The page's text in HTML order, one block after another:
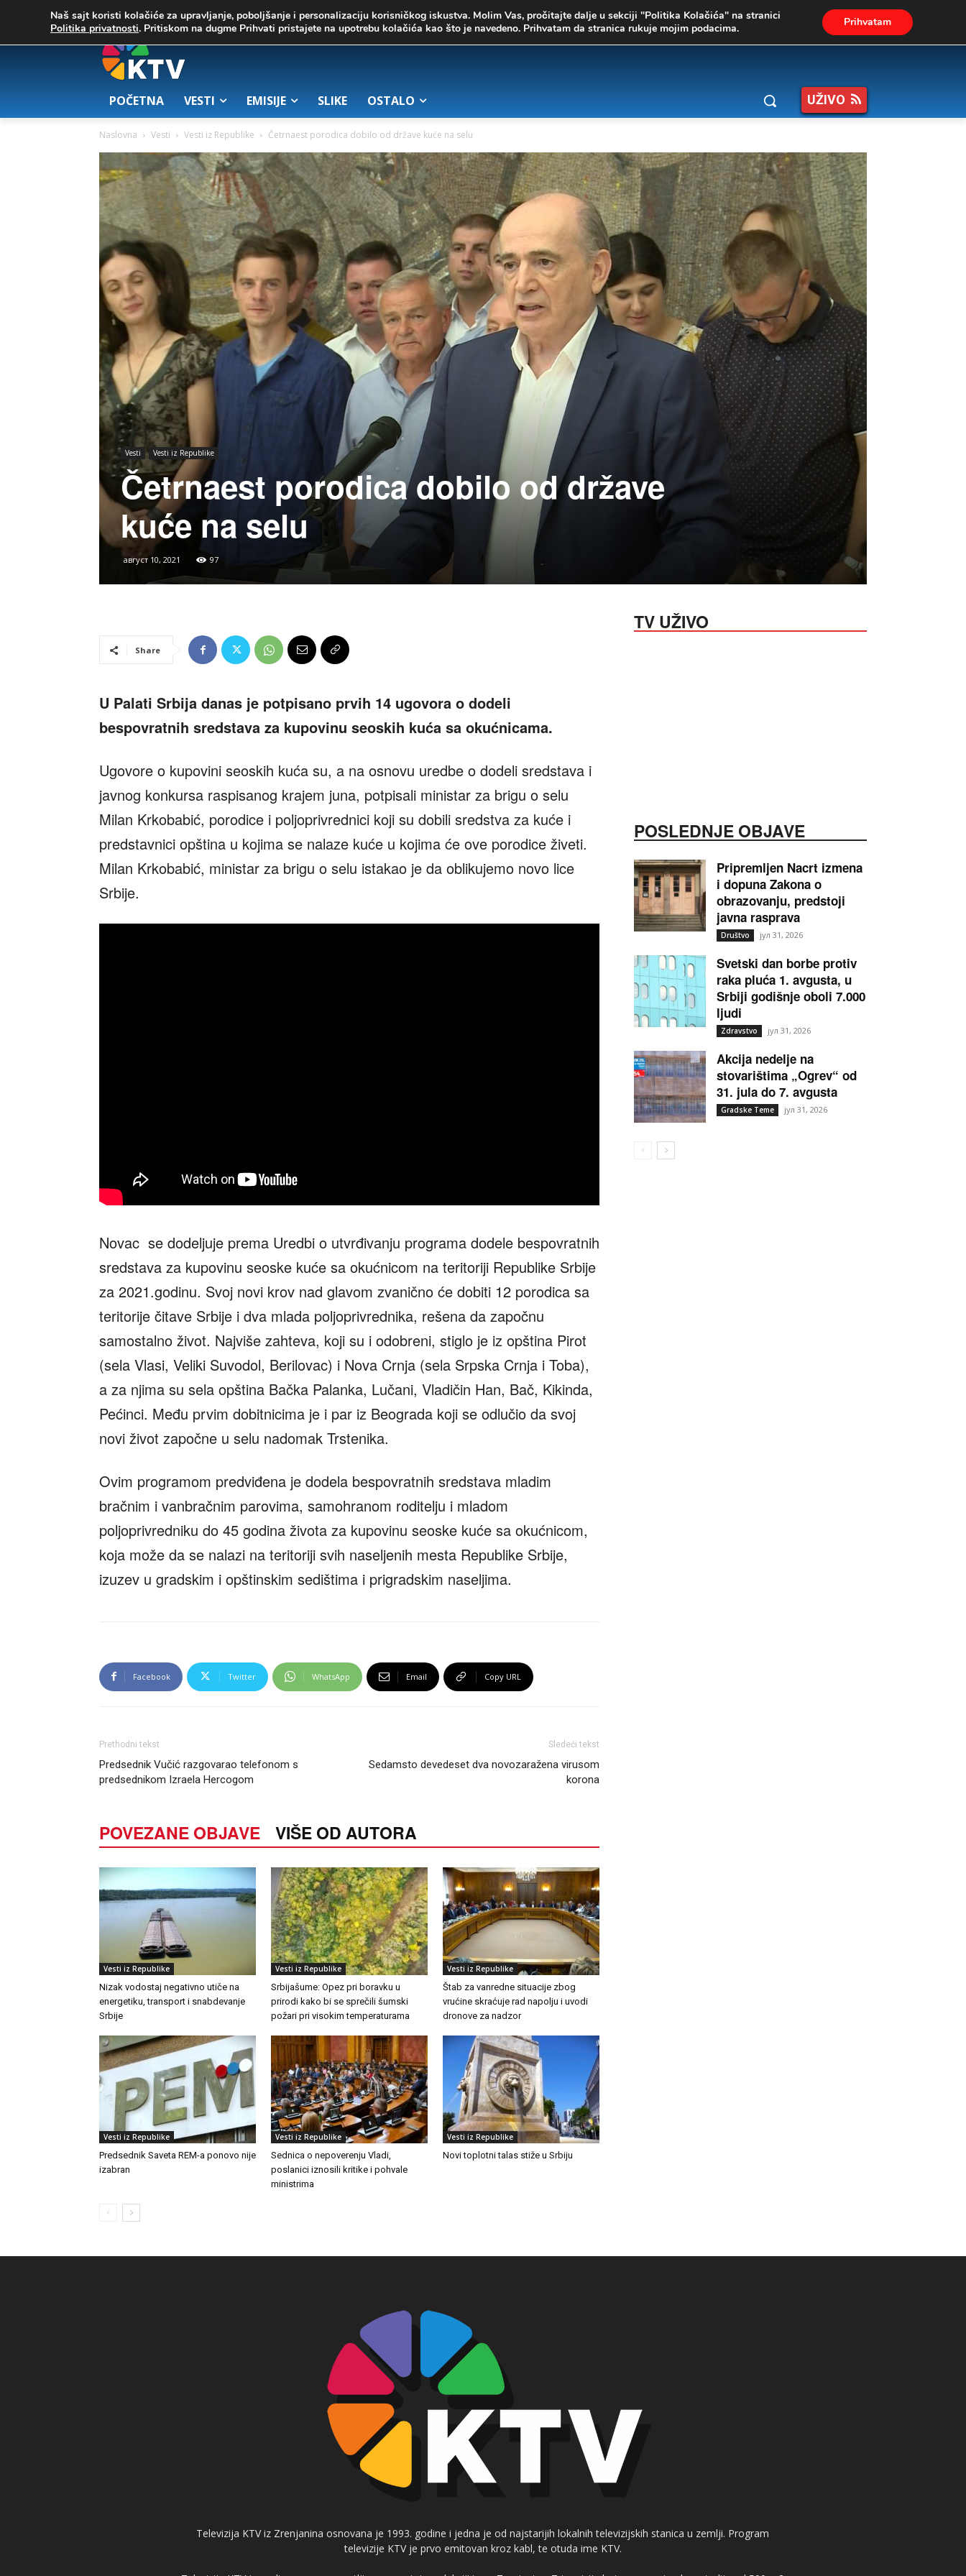
23.7 Zrenjanin 03. август 2026.
POČETNA VESTI EMISIJE SLIKE OSTALO UŽIVO
Naslovna Vesti Vesti iz Republike Četrnaest porodica dobilo od države kuće na selu
Vesti Vesti iz Republike
Četrnaest porodica dobilo od države
kuće na selu
август 10, 2021 97
Share
U Palati Srbija danas je potpisano prvih 14 ugovora o dodeli
bespovratnih sredstava za kupovinu seoskih kuća sa okućnicama.
Ugovore o kupovini seoskih kuća su, a na osnovu uredbe o dodeli sredstava i
javnog konkursa raspisanog krajem juna, potpisali ministar za brigu o selu
Milan Krkobabić, porodice i poljoprivrednici koji su dobili sredstva za kuće i
predstavnici opština u kojima se nalaze kuće u kojima će ove porodice živeti.
Milan Krkobabić, ministar za brigu o selu istakao je da oblikujemo novo lice
Srbije.
Novac se dodeljuje prema Uredbi o utvrđivanju programa dodele bespovratnih
sredstava za kupovinu seoske kuće sa okućnicom na teritoriji Republike Srbije
za 2021.godinu. Svoj novi krov nad glavom zvanično će dobiti 12 porodica sa
teritorije čitave Srbije i dva mlada poljoprivrednika, rešena da započnu
samostalno život. Najviše zahteva, koji su i odobreni, stiglo je iz opština Pirot
(sela Vlasi, Veliki Suvodol, Berilovac) i Nova Crnja (sela Srpska Crnja i Toba),
a za njima su sela opština Bačka Palanka, Lučani, Vladičin Han, Bač, Kikinda,
Pećinci. Među prvim dobitnicima je i par iz Beograda koji se odlučio da svoj
novi život započne u selu nadomak Trstenika.
Ovim programom predviđena je dodela bespovratnih sredstava mladim
bračnim i vanbračnim parovima, samohranom roditelju i mladom
poljoprivredniku do 45 godina života za kupovinu seoske kuće sa okućnicom,
koja može da se nalazi na teritoriji svih naseljenih mesta Republike Srbije,
izuzev u gradskim i opštinskim sedištima i prigradskim naseljima.
Facebook Twitter WhatsApp Email Copy URL
Prethodni tekst
Predsednik Vučić razgovarao telefonom s
predsednikom Izraela Hercogom
Sledeći tekst
Sedamsto devedeset dva novozaražena virusom
korona
POVEZANE OBJAVE VIŠE OD AUTORA
Vesti iz Republike
Nizak vodostaj negativno utiče na
energetiku, transport i snabdevanje
Srbije
Vesti iz Republike
Srbijašume: Opez pri boravku u
prirodi kako bi se sprečili šumski
požari pri visokim temperaturama
Vesti iz Republike
Štab za vanredne situacije zbog
vrućine skraćuje rad napolju i uvodi
dronove za nadzor
Vesti iz Republike
Predsednik Saveta REM-a ponovo nije
izabran
Vesti iz Republike
Sednica o nepoverenju Vladi,
poslanici iznosili kritike i pohvale
ministrima
Vesti iz Republike
Novi toplotni talas stiže u Srbiju
TV UŽIVO
POSLEDNJE OBJAVE
Pripremljen Nacrt izmena
i dopuna Zakona o
obrazovanju, predstoji
javna rasprava
Društvo јул 31, 2026
Svetski dan borbe protiv
raka pluća 1. avgusta, u
Srbiji godišnje oboli 7.000
ljudi
Zdravstvo јул 31, 2026
Akcija nedelje na
stovarištima „Ogrev“ od
31. jula do 7. avgusta
Gradske Teme јул 31, 2026
Televizija KTV iz Zrenjanina osnovana je 1993. godine i jedna je od najstarijih lokalnih televizijskih stanica u zemlji. Program
televizije KTV je prvo emitovan kroz kabl, te otuda ime KTV.
Naš sajt koristi kolačiće za upravljanje, poboljšanje i personalizaciju korisničkog iskustva. Molim Vas, pročitajte dalje u sekciji "Politika Kolačića" na stranici
Politika privatnosti. Pritiskom na dugme Prihvati pristajete na upotrebu kolačića kao što je navedeno. Prihvatam da stranica rukuje mojim podacima. Prihvatam